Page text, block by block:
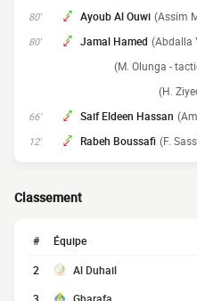
80' Ayoub Al Ouwi (Assim
80' Jamal Hamed (Abdalla
(M. Olunga -
(H.
66' Saif Eldeen Hassan
12' Rabeh Boussafi (F.
Classement
# Équipe
2 Al Duhail